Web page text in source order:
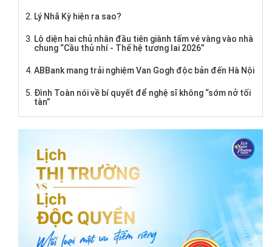
Lý Nhã Kỳ hiện ra sao?
Lộ diện hai chủ nhân đầu tiên giành tấm vé vàng vào nhà
chung “Cầu thủ nhí - Thế hệ tương lai 2026”
ABBank mang trải nghiệm Van Gogh độc bản đến Hà Nội
Đình Toàn nói về bí quyết để nghệ sĩ không “sớm nở tối
tàn”